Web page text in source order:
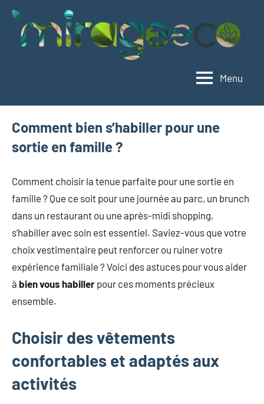
Aller
contenu
mieux
Menu
Comment bien s’habiller pour une
sortie en famille ?
Comment choisir la tenue parfaite pour une sortie en
famille ? Que ce soit pour une journée au parc, un brunch
dans un restaurant ou une après-midi shopping,
s’habiller avec soin est essentiel. Saviez-vous que votre
choix vestimentaire peut renforcer ou ruiner votre
expérience familiale ? Voici des astuces pour vous aider
à bien vous habiller pour ces moments précieux
ensemble.
Choisir des vêtements
confortables et adaptés aux
activités